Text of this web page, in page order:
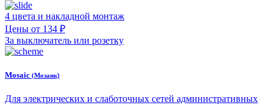
4 цвета и накладной монтаж
Цены от 134 ₽
За выключатель или розетку
Mosaic (Мозаик)
Для электрических и слаботочных сетей административных